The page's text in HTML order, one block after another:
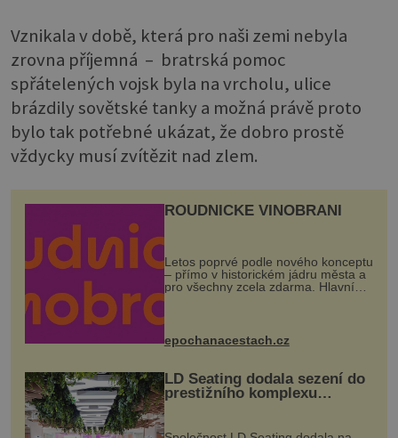
Vznikala v době, která pro naši zemi nebyla
zrovna příjemná – bratrská pomoc
spřátelených vojsk byla na vrcholu, ulice
brázdily sovětské tanky a možná právě proto
bylo tak potřebné ukázat, že dobro prostě
vždycky musí zvítězit nad zlem.
ROUDNICKÉ VINOBRANÍ
Letos poprvé podle nového konceptu
– přímo v historickém jádru města a
pro všechny zcela zdarma. Hlavní
program se odehraje na Karlově a
mohou těšit na víno, burčák, pes...
epochanacestach.cz
LD Seating dodala sezení do
prestižního komplexu
MediaCityUK v Salfordu